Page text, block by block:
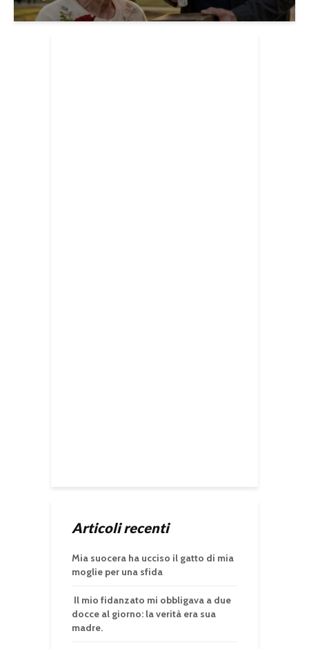
Articoli recenti
Mia suocera ha ucciso il gatto di mia
moglie per una sfida
Il mio fidanzato mi obbligava a due
docce al giorno: la verità era sua
madre.